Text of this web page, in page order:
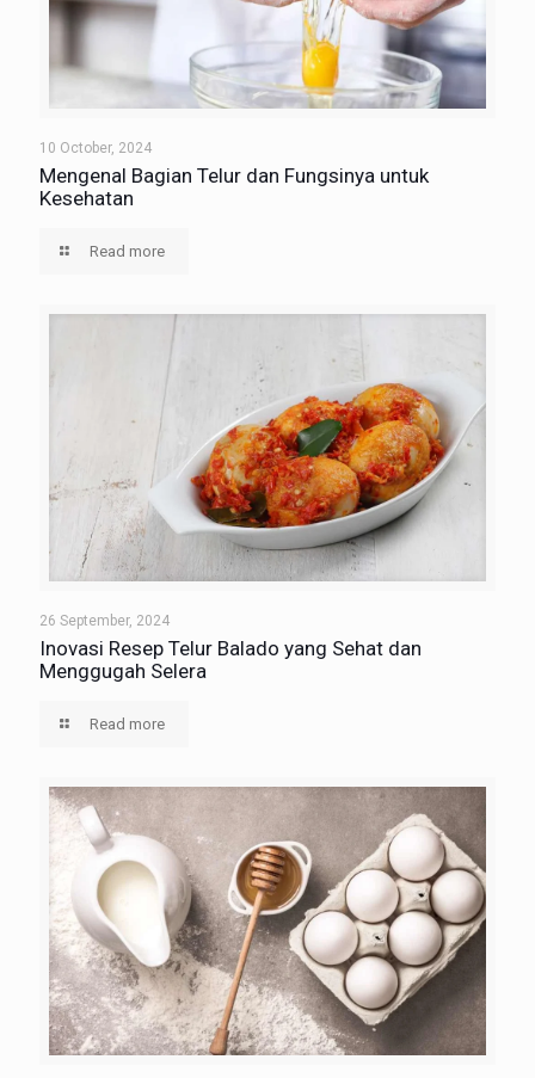
10 October, 2024
Mengenal Bagian Telur dan Fungsinya untuk
Kesehatan
Read more
26 September, 2024
Inovasi Resep Telur Balado yang Sehat dan
Menggugah Selera
Read more